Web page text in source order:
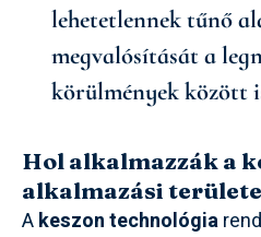
lehetetlennek tűnő
megvalósítását a
körülmények között
Hol alkalmazzák a
alkalmazási
Akeszon technológia